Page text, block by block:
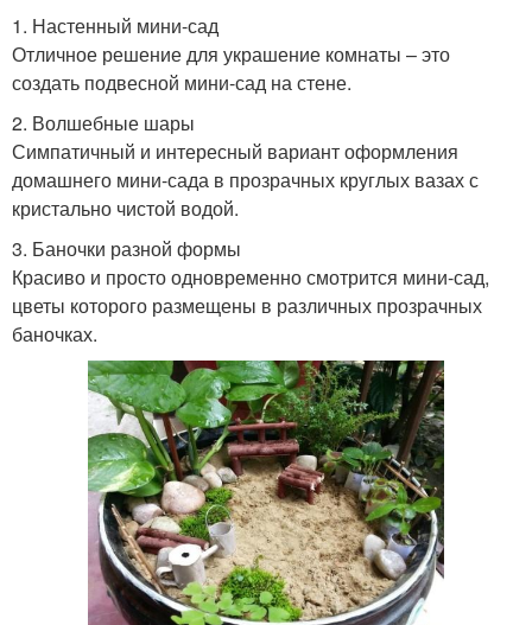
1. Настенный мини-сад
Отличное решение для украшение комнаты – это
создать подвесной мини-сад на стене.
2. Волшебные шары
Симпатичный и интересный вариант оформления
домашнего мини-сада в прозрачных круглых вазах с
кристально чистой водой.
3. Баночки разной формы
Красиво и просто одновременно смотрится мини-сад,
цветы которого размещены в различных прозрачных
баночках.